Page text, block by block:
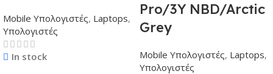
Mobile Υπολογιστές, Laptops,
Υπολογιστές
In stock
Pro/3Y NBD/Arctic
Grey
Mobile Υπολογιστές, Laptops,
Υπολογιστές